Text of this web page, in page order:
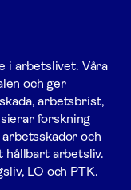
i arbetslivet. Våra
och ger
arbetsbrist,
forskning
och
hållbart arbetsliv.
LO och PTK.